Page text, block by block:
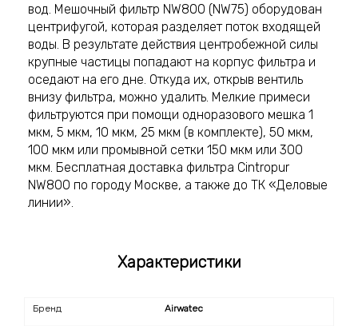
вод. Мешочный фильтр NW800 (NW75) оборудован
центрифугой, которая разделяет поток входящей
воды. В результате действия центробежной силы
крупные частицы попадают на корпус фильтра и
оседают на его дне. Откуда их, открыв вентиль
внизу фильтра, можно удалить. Мелкие примеси
фильтруются при помощи одноразового мешка 1
мкм, 5 мкм, 10 мкм, 25 мкм (в комплекте), 50 мкм,
100 мкм или промывной сетки 150 мкм или 300
мкм. Бесплатная доставка фильтра Cintropur
NW800 по городу Москве, а также до ТК «Деловые
линии».
Характеристики
Бренд Airwatec